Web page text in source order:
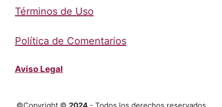
Términos de Uso
Política de Comentarios
Aviso Legal